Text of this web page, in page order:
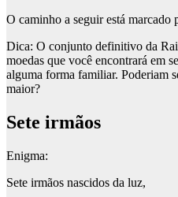
O caminho a seguir está marcado
Dica: O conjunto definitivo da
moedas que você encontrará em
alguma forma familiar. Poderiam
maior?
Sete irmãos
Enigma:
Sete irmãos nascidos da luz,